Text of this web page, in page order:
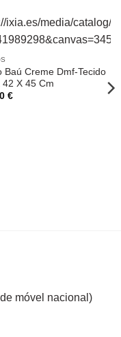
Baú Creme Dmf-Tecido
42 X 45 Cm
€
móvel nacional )